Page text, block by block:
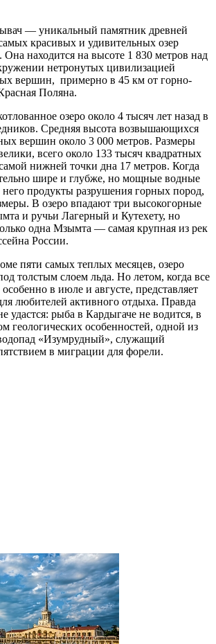
― уникальный памятник древней
красивых и удивительных озер
Она находится на высоте 1 830 метров над
нетронутых цивилизацией
вершин, примерно в 45 км от горно-
Поляна.
озеро около 4 тысяч лет назад в
Средняя высота возвышающихся
вершин около 3 000 метров. Размеры
всего около 133 тысяч квадратных
нижней точки дна 17 метров. Когда
шире и глубже, но мощные водные
продукты разрушения горных пород,
В озеро впадают три высокогорные
и ручьи Лагерный и Кутехету, но
одна Мзымта ― самая крупная из рек
России.
пяти самых теплых месяцев, озеро
толстым слоем льда. Но летом, когда все
особенно в июле и августе, представляет
любителей активного отдыха. Правда
удастся: рыба в Кардыгаче не водится, в
геологических особенностей, одной из
«Изумрудный», служащий
в миграции для форели.